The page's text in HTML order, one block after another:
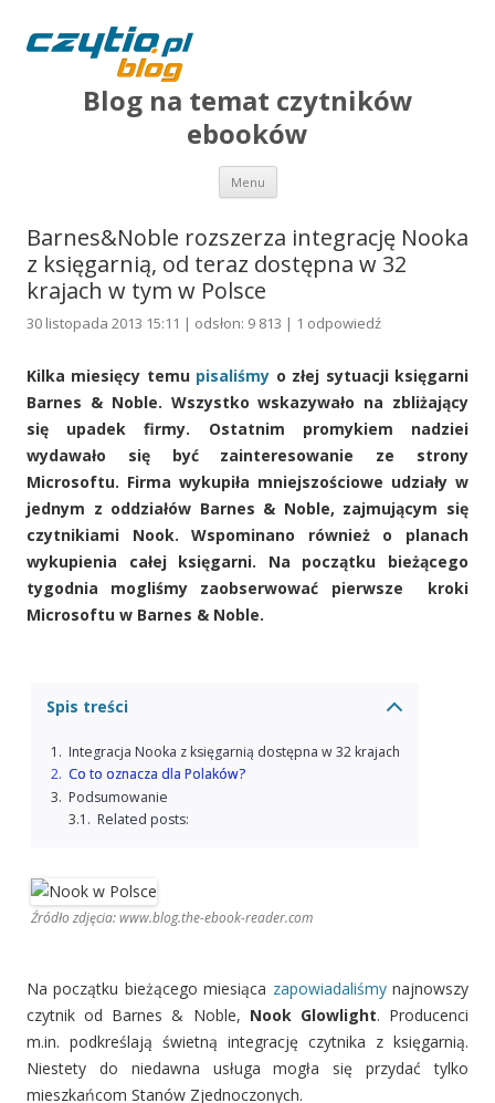
Blog na temat czytników
ebooków
Menu Przejdź do treści
Barnes&Noble rozszerza integrację Nooka
z księgarnią, od teraz dostępna w 32
krajach w tym w Polsce
30 listopada 2013 15:11 | odsłon: 9 813 | 1 odpowiedź
Kilka miesięcy temu pisaliśmy o złej sytuacji księgarni
Barnes & Noble. Wszystko wskazywało na zbliżający
się upadek firmy. Ostatnim promykiem nadziei
wydawało się być zainteresowanie ze strony
Microsoftu. Firma wykupiła mniejszościowe udziały w
jednym z oddziałów Barnes & Noble, zajmującym się
czytnikiami Nook. Wspominano również o planach
wykupienia całej księgarni. Na początku bieżącego
tygodnia mogliśmy zaobserwować pierwsze kroki
Microsoftu w Barnes & Noble.
Spis treści
Integracja Nooka z księgarnią dostępna w 32 krajach
Co to oznacza dla Polaków?
Podsumowanie
Related posts:
Źródło zdjęcia: www.blog.the-ebook-reader.com
Na początku bieżącego miesiąca zapowiadaliśmynajnowszy
czytnik od Barnes & Noble, Nook Glowlight. Producenci
m.in. podkreślają świetną integrację czytnika z księgarnią.
Niestety do niedawna usługa mogła się przydać tylko
mieszkańcom Stanów Zjednoczonych.